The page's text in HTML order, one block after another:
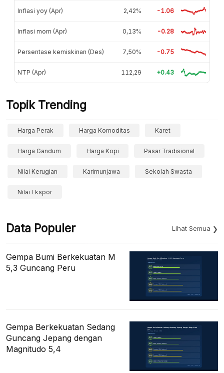
Inflasi yoy (Apr) 2,42% -1.06
Inflasi mom (Apr) 0,13% -0.28
Persentase kemiskinan (Des) 7,50% -0.75
NTP (Apr) 112,29 +0.43
Topik Trending
Harga Perak Harga Komoditas Karet
Harga Gandum Harga Kopi Pasar Tradisional
Nilai Kerugian Karimunjawa Sekolah Swasta
Nilai Ekspor
Data Populer Lihat Semua
Gempa Bumi Berkekuatan M
5,3 Guncang Peru
Gempa Berkekuatan Sedang
Guncang Jepang dengan
Magnitudo 5,4